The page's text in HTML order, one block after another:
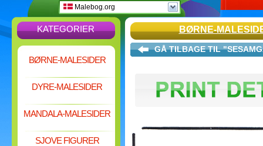
Malebog.org
KATEGORIER
BØRNE-MALESIDER
DYRE-MALESIDER
MANDALA-MALESIDER
SJOVE FIGURER
BØRNE-
GÅ TILBAGE TIL